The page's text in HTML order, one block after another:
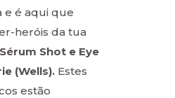
e é aqui que
heróis da tua
Sérum Shot e Eye
(Wells). Estes
estão